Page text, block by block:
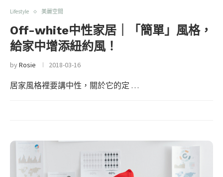
Lifestyle 美麗空間
Off-white中性家居｜「簡單」風格，
給家中增添紐約風！
byRosie 2018-03-16
居家風格裡要講中性，關於它的定 …